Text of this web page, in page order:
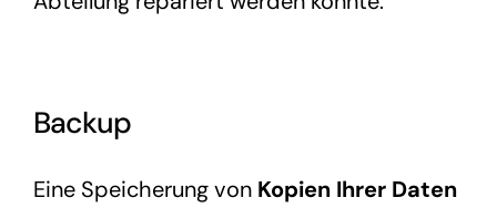
Backup
Eine Speicherung von Kopien Ihrer Daten